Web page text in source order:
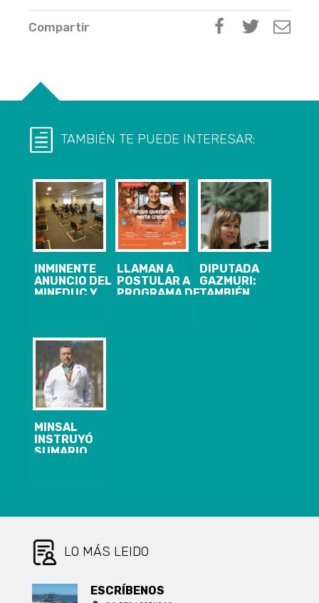
Compartir
TAMBIÉN TE PUEDE INTERESAR:
INMINENTE
ANUNCIO DEL
MINEDUC Y
DE INVIERNO:
ADELANTARÍAN
POR ALZA DE
ENFERMEDADES
RESPIRATORIAS
LLAMAN A
POSTULAR A
PROGRAMA DE
DIPUTADA
GAZMURI:
TAMBIÉN
MINSAL
INSTRUYÓ
SUMARIO
HACER
CAMPAÑA POR
EL APRUEBO
LO MÁS LEIDO
ESCRÍBENOS